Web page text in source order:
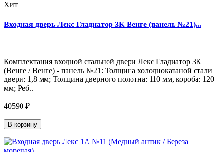
Хит
Входная дверь Лекс Гладиатор 3К Венге (панель №21)...
Комплектация входной стальной двери Лекс Гладиатор 3К
(Венге / Венге) - панель №21: Толщина холоднокатаной стали
двери: 1,8 мм; Толщина дверного полотна: 110 мм, короба: 120
мм; Реб..
40590 ₽
В корзину